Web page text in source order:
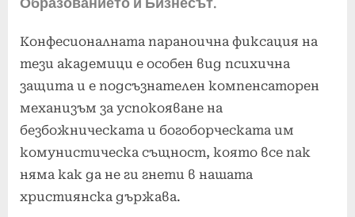
Образованието и Бизнесът.
Конфесионалната параноична фиксация на
тези академици е особен вид психична
защита и е подсъзнателен компенсаторен
механизъм за успокояване на
безбожническата и богоборческата им
комунистическа същност, която все пак
няма как да не ги гнети в нашата
християнска държава.